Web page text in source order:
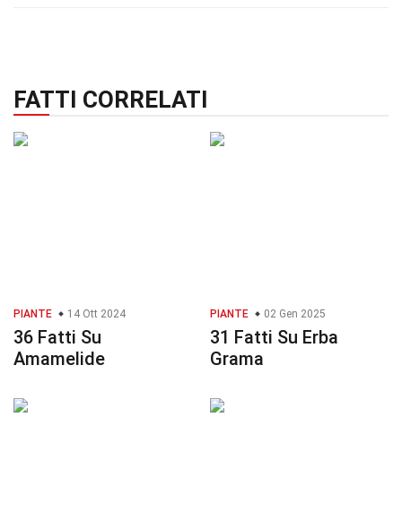
FATTI CORRELATI
PIANTE 14 Ott 2024
36 Fatti Su
Amamelide
PIANTE 02 Gen 2025
31 Fatti Su Erba
Grama